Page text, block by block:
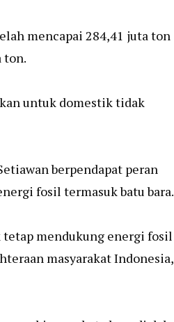
mencapai 284,41 juta ton
ton.
untuk domestik tidak
berpendapat peran
fosil termasuk batu
tetap mendukung energi fosil
masyarakat Indonesia,